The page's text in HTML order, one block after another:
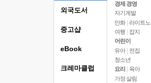
경제 경영
자기계발
만화 | 라이트
여행
잡지
어린이
유아 | 전집
청소년
요리
육아
가정 살림
외국도서
중고샵
eBook
크레마클럽